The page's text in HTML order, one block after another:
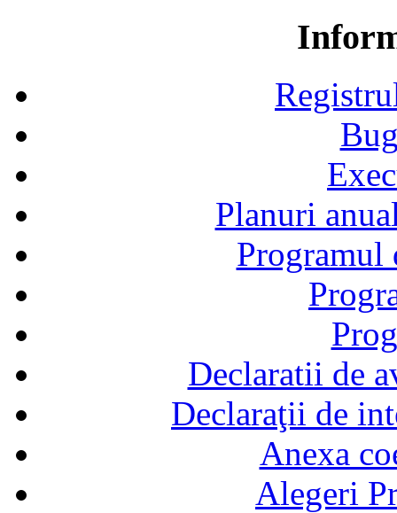
Planuri
Declaratii de
Declaraţii de
Anexa
Alegeri